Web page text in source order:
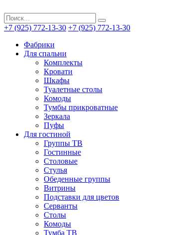
+7 (925) 772-13-30 +7 (925) 772-13-30
Фабрики
Для спальни
Комплекты
Кровати
Шкафы
Туалетные столы
Комоды
Тумбы прикроватные
Зеркала
Пуфы
Для гостиной
Группы ТВ
Гостинные
Столовые
Стулья
Обеденные группы
Витрины
Подставки для цветов
Серванты
Столы
Комоды
Тумба ТВ